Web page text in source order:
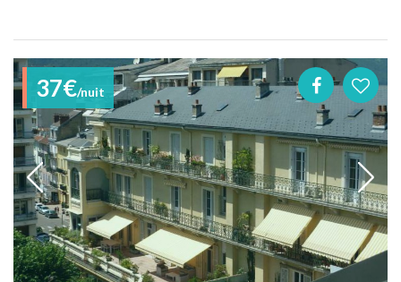
37€/nuit